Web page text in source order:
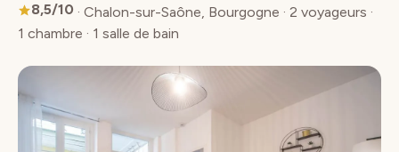
8,5/10 · Chalon-sur-Saône, Bourgogne · 2 voyageurs ·
1 chambre · 1 salle de bain